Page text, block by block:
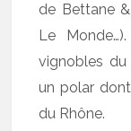
de Bettane &
Le
vignobles du
un polar
du Rhône.